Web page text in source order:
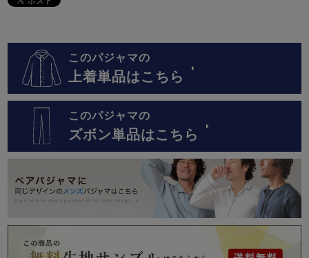
このパジャマの
上着単品はこちら
このパジャマの
ズボン単品はこちら